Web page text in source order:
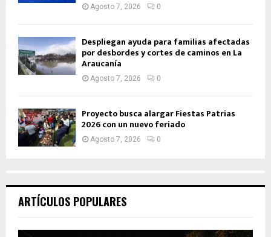
Agosto 7, 2026 0
Despliegan ayuda para familias afectadas
por desbordes y cortes de caminos en La
Araucanía
Agosto 7, 2026 0
Proyecto busca alargar Fiestas Patrias
2026 con un nuevo feriado
Agosto 7, 2026 0
ARTÍCULOS POPULARES